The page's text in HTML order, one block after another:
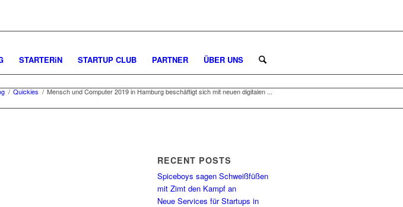
STARTERiN STARTUP CLUB PARTNER ÜBER UNS
/ Quickies / Mensch und Computer 2019 in Hamburg beschäftigt sich mit neuen digitalen ...
RECENT POSTS
Spiceboys sagen Schweißfüßen
mit Zimt den Kampf an
Neue Services für Startups in